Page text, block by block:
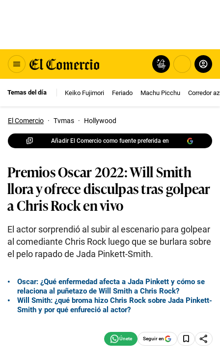
Temas del día Keiko Fujimori Feriado Machu Picchu Corredor
El Comercio · Tvmas · Hollywood
Añadir El Comercio como fuente preferida en
Premios Oscar 2022: Will Smith
llora y ofrece disculpas tras golpear
a Chris Rock en vivo
El actor sorprendió al subir al escenario para golpear
al comediante Chris Rock luego que se burlara sobre
el pelo rapado de Jada Pinkett-Smith.
Oscar: ¿Qué enfermedad afecta a Jada Pinkett y cómo se
relaciona al puñetazo de Will Smith a Chris Rock?
Will Smith: ¿qué broma hizo Chris Rock sobre Jada Pinkett-
Smith y por qué enfureció al actor?
Seguir en